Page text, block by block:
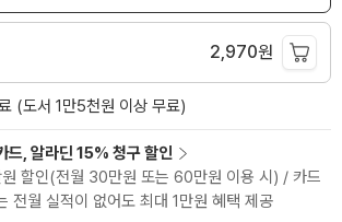
2,970원
(도서 1만5천원 이상 무료)
드, 알라딘 15% 청구 할인
할인(전월 30만원 또는 60만원 이용 시) / 카드
전월 실적이 없어도 최대 1만원 혜택 제공